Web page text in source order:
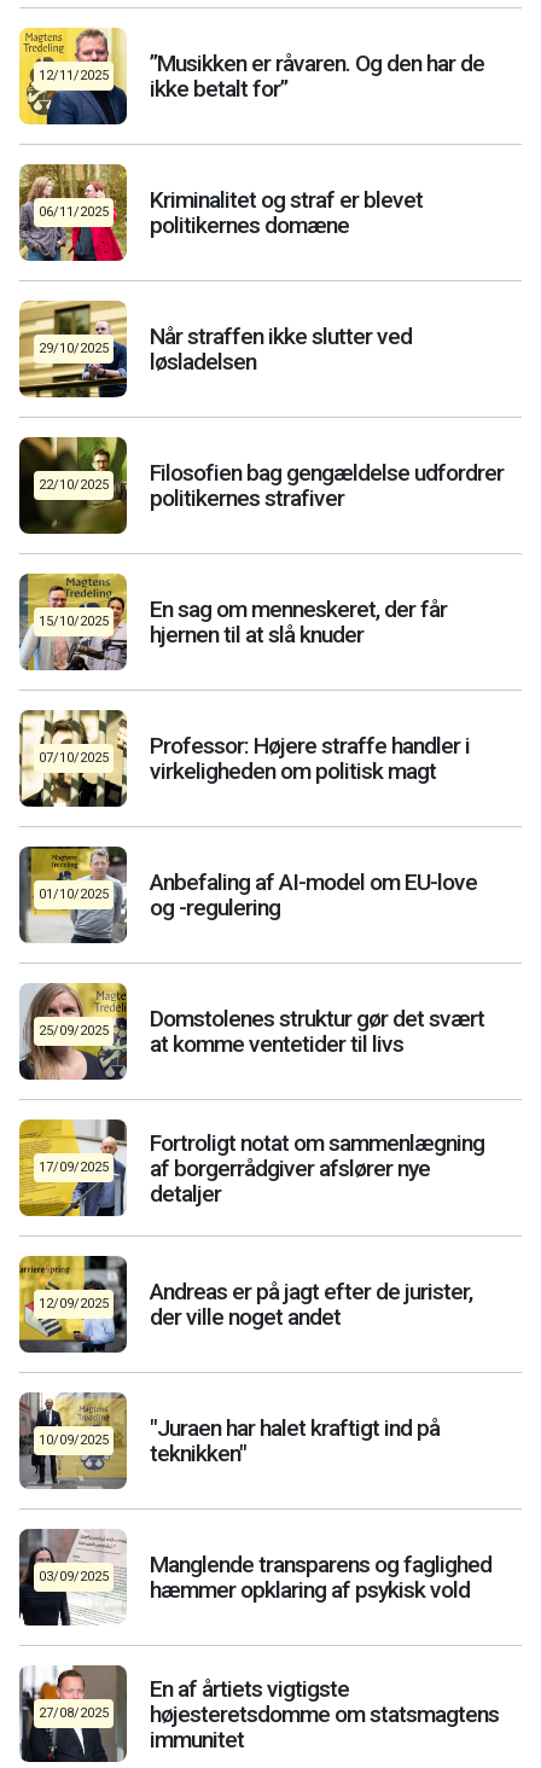
12/11/2025
”Musikken er råvaren. Og den har de
ikke betalt for”
06/11/2025
Kriminalitet og straf er blevet
politikernes domæne
29/10/2025
Når straffen ikke slutter ved
løsladelsen
22/10/2025
Filosofien bag gengældelse udfordrer
politikernes strafiver
15/10/2025
En sag om menneskeret, der får
hjernen til at slå knuder
07/10/2025
Professor: Højere straffe handler i
virkeligheden om politisk magt
01/10/2025
Anbefaling af AI-model om EU-love
og -regulering
25/09/2025
Domstolenes struktur gør det svært
at komme ventetider til livs
17/09/2025
Fortroligt notat om sammenlægning
af borgerrådgiver afslører nye
detaljer
12/09/2025
Andreas er på jagt efter de jurister,
der ville noget andet
10/09/2025
"Juraen har halet kraftigt ind på
teknikken"
03/09/2025
Manglende transparens og faglighed
hæmmer opklaring af psykisk vold
27/08/2025
En af årtiets vigtigste
højesteretsdomme om statsmagtens
immunitet